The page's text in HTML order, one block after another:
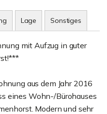
Lage Sonstiges
mit Aufzug in guter
aus dem Jahr 2016
eines Wohn-/Bürohauses
Modern und sehr